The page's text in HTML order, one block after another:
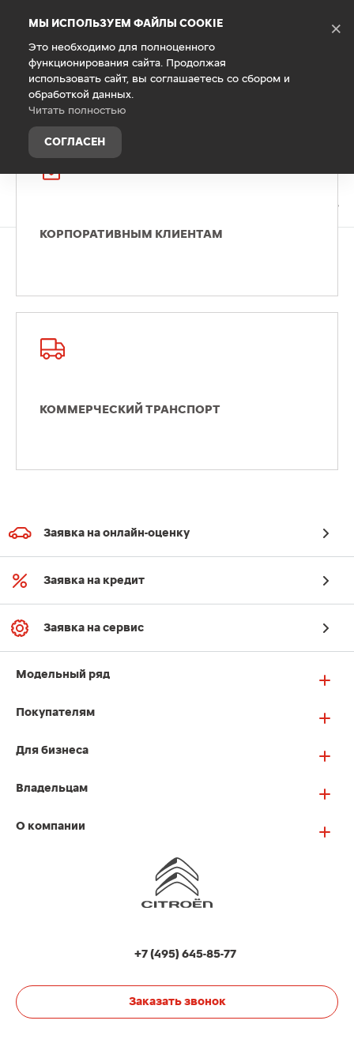
МЫ ИСПОЛЬЗУЕМ ФАЙЛЫ COOKIE
Это необходимо для полноценного
функционирования сайта. Продолжая
использовать сайт, вы соглашаетесь со сбором и
обработкой данных.
Читать полностью
СОГЛАСЕН
×
Главная
Для бизнеса
КОРПОРАТИВНЫМ КЛИЕНТАМ
КОММЕРЧЕСКИЙ ТРАНСПОРТ
Заявка на онлайн-оценку
Заявка на кредит
Заявка на сервис
Модельный ряд
Покупателям
Для бизнеса
Владельцам
О компании
+7 (495) 645-85-77
Заказать звонок